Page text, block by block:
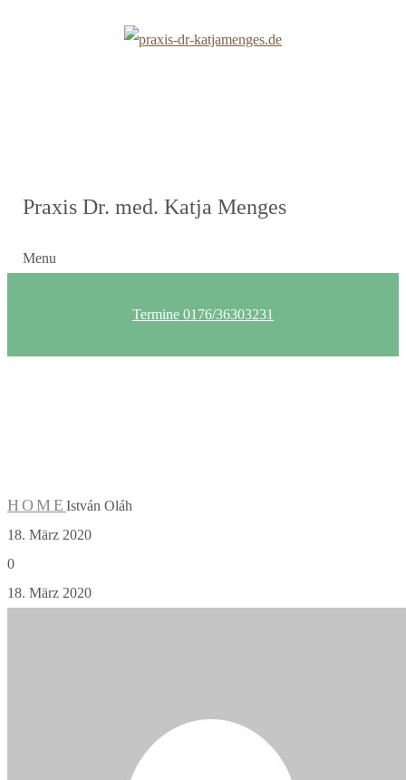
Praxis Dr. med. Katja Menges
Menu
Termine 0176/36303231
HOME István Oláh
18. März 2020
0
18. März 2020